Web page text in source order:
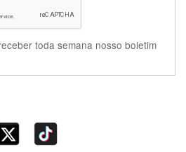
toda semana nosso boletim